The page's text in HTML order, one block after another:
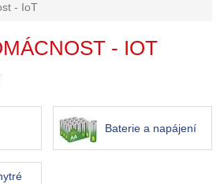
- IoT
- IOT
Baterie a napájení